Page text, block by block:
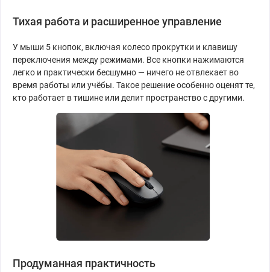
Тихая работа и расширенное управление
У мыши 5 кнопок, включая колесо прокрутки и клавишу
переключения между режимами. Все кнопки нажимаются
легко и практически бесшумно — ничего не отвлекает во
время работы или учёбы. Такое решение особенно оценят те,
кто работает в тишине или делит пространство с другими.
Продуманная практичность